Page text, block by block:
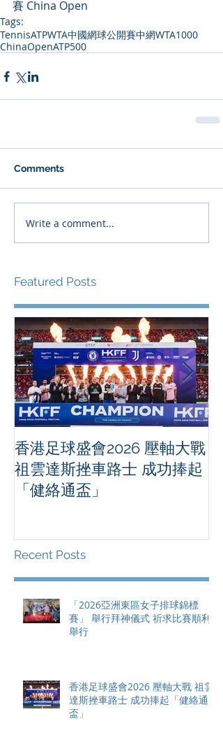
賽 China Open
Tags:
TennisATPWTA中國網球公開賽中網WTA1000
ChinaOpenATP500
Comments
Write a comment...
Featured Posts
香港足球盛會2026 壓軸大戰
祖雲達斯挫車路士 成功捧起
「健絡通盃」
Recent Posts
「2026亞洲東區女子排球錦標
賽」 舉行拜神儀式 祈求比賽順利
舉行
香港足球盛會2026 壓軸大戰 祖雲
達斯挫車路士 成功捧起「健絡通
盃」